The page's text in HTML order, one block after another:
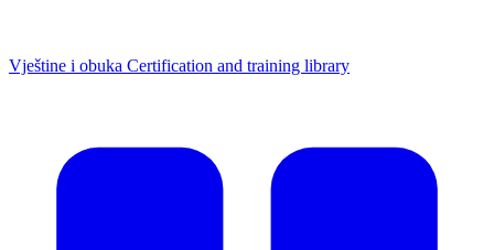
Vještine i obuka Certification and training library